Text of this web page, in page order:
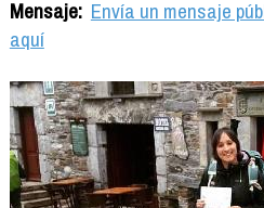
Mensaje: Envía un mensaje
aquí